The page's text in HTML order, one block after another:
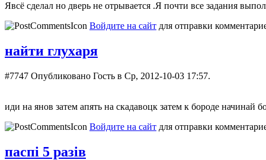
Явсё сделал но дверь не отрывается .Я почти все задания
Войдите на сайт для отправки
найти глухаря
#7747 Опубликовано Гость в Ср, 2012-10-03 17:57.
иди на янов затем апять на скадавоцк затем к бороде начинай
Войдите на сайт для отправки
паспі 5 разів